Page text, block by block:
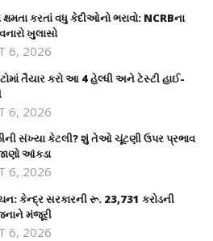
કરતાં વધુ કેદીઓનો ભરાવો: NCRBના
ખુલાસો
6, 2026
તૈયાર કરો આ 4 હેલ્ધી અને ટેસ્ટી હાઈ-
6, 2026
સંખ્યા કેટલી? શું તેઓ ચૂંટણી ઉપર પ્રભાવ
આંકડા
6, 2026
કેન્દ્ર સરકારની રૂ. 23,731 કરોડની
મંજૂરી
6, 2026